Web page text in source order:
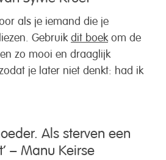
als je iemand die je
Gebruik dit boek om de
zo mooi en draaglijk
je later niet denkt: had ik
Als sterven een
– Manu Keirse